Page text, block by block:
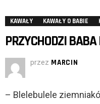
KAWAŁY KAWAŁY O BABIE
PRZYCHODZI
przez MARCIN
– Blelebulele